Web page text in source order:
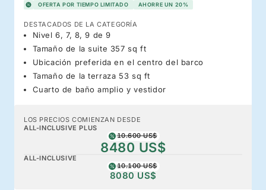
OFERTA POR TIEMPO LIMITADO AHORRE UN 20%
DESTACADOS DE LA CATEGORÍA
Nivel 6, 7, 8, 9 de 9
Tamaño de la suite 357 sq ft
Ubicación preferida en el centro del barco
Tamaño de la terraza 53 sq ft
Cuarto de baño amplio y vestidor
LOS PRECIOS COMIENZAN DESDE
ALL-INCLUSIVE PLUS
10.600 US$
8480 US$
ALL-INCLUSIVE
10.100 US$
8080 US$